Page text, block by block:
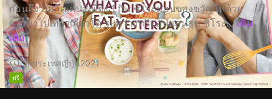
ก่อนถึงวันเกิดเคนจิเพียง 1 วัน ชิโระมอบของขวัญให้ด้วย
การพาไปเที่ยวเกียวโต ระหว่างทริปอันแสนสุข ชิโระ... เพิ่ม
เติม
2hประเทศญี่ปุ่น2021
ฟรี